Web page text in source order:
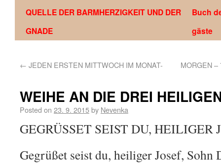
QUELLE DER BARMHERZIGKEIT UND DER
GNADE
Buch
gäste
← JEDEN ERSTEN MITTWOCH IM MONAT- MORGEN
WEIHE AN DIE DREI
Posted on 23. 9. 2015by Nevenka
GEGRÜSSET SEIST DU, HEILIGER
Gegrüßet seist du, heiliger Josef, Sohn